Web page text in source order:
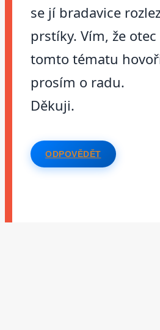
se jí bradavice
prstíky. Vím, že otec
tomto tématu
prosím o radu.
Děkuji.
ODPOVĚDĚT